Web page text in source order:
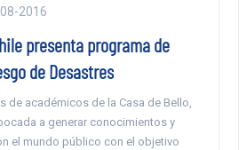
2016
presenta programa de
de Desastres
de académicos de la Casa de Bello,
a generar conocimientos y
el mundo público con el objetivo